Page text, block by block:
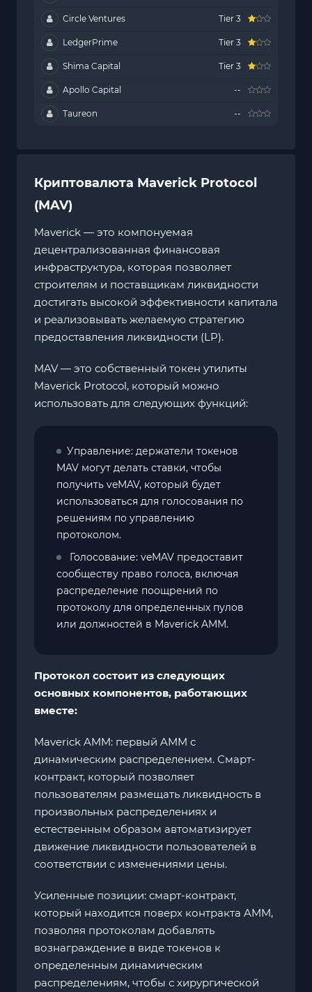
Circle Ventures Tier 3
LedgerPrime Tier 3
Shima Capital Tier 3
Apollo Capital --
Taureon --
Криптовалюта Maverick Protocol
(MAV)
Maverick — это компонуемая
децентрализованная финансовая
инфраструктура, которая позволяет
строителям и поставщикам ликвидности
достигать высокой эффективности капитала
и реализовывать желаемую стратегию
предоставления ликвидности (LP).
MAV — это собственный токен утилиты
Maverick Protocol, который можно
использовать для следующих функций:
Управление: держатели токенов
MAV могут делать ставки, чтобы
получить veMAV, который будет
использоваться для голосования по
решениям по управлению
протоколом.
Голосование: veMAV предоставит
сообществу право голоса, включая
распределение поощрений по
протоколу для определенных пулов
или должностей в Maverick AMM.
Протокол состоит из следующих
основных компонентов, работающих
вместе:
Maverick AMM: первый AMM с
динамическим распределением. Смарт-
контракт, который позволяет
пользователям размещать ликвидность в
произвольных распределениях и
естественным образом автоматизирует
движение ликвидности пользователей в
соответствии с изменениями цены.
Усиленные позиции: смарт-контракт,
который находится поверх контракта AMM,
позволяя протоколам добавлять
вознаграждение в виде токенов к
определенным динамическим
распределениям, чтобы с хирургической